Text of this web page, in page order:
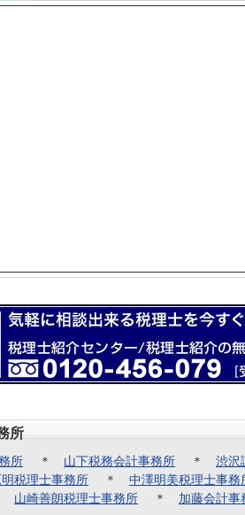
所
所 ＊ 山下税務会計事務所 ＊ 渋沢
税理士事務所 ＊ 中澤明美税理士事務
山崎善朗税理士事務所 ＊ 加藤会計事